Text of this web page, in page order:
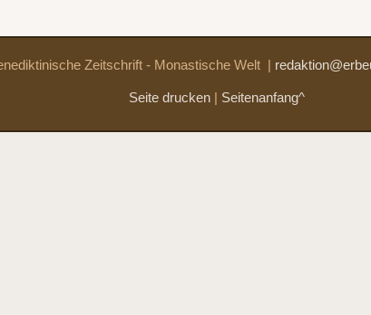
Zeitschrift - Monastische Welt
Seite drucken Seitenanfang^